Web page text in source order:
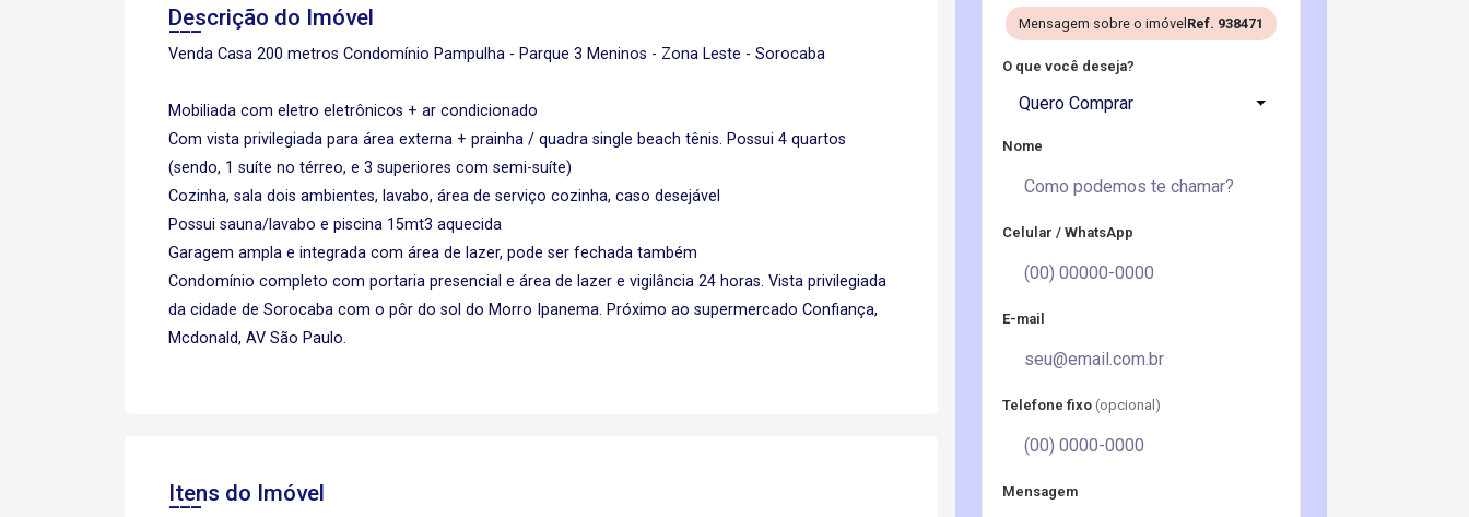
Descrição do Imóvel
Venda Casa 200 metros Condomínio Pampulha - Parque 3 Meninos - Zona Leste - Sorocaba
Mobiliada com eletro eletrônicos + ar condicionado
Com vista privilegiada para área externa + prainha / quadra single beach tênis. Possui 4 quartos
(sendo, 1 suíte no térreo, e 3 superiores com semi-suíte)
Cozinha, sala dois ambientes, lavabo, área de serviço cozinha, caso desejável
Possui sauna/lavabo e piscina 15mt3 aquecida
Garagem ampla e integrada com área de lazer, pode ser fechada também
Condomínio completo com portaria presencial e área de lazer e vigilância 24 horas. Vista privilegiada
da cidade de Sorocaba com o pôr do sol do Morro Ipanema. Próximo ao supermercado Confiança,
Mcdonald, AV São Paulo.
Itens do Imóvel
Mensagem sobre o imóvel Ref. 938471
O que você deseja?
Quero Comprar
Nome
Celular / WhatsApp
E-mail
Telefone fixo (opcional)
Mensagem